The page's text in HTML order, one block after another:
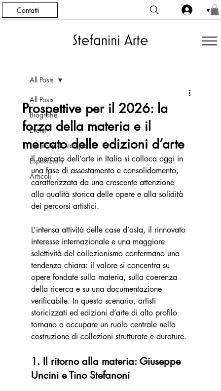
Contatti ▼
All Posts
Biografie
Eventi
Tecniche di stampa
Esposizioni
Articoli
All Posts
Prospettive per il 2026: la
forza della materia e il
mercato delle edizioni d’arte
Il mercato dell’arte in Italia si colloca oggi in
una fase di assestamento e consolidamento,
caratterizzata da una crescente attenzione
alla qualità storica delle opere e alla solidità
dei percorsi artistici.
L’intensa attività delle case d’asta, il rinnovato
interesse internazionale e una maggiore
selettività del collezionismo confermano una
tendenza chiara: il valore si concentra su
opere fondate sulla materia, sulla coerenza
della ricerca e su una documentazione
verificabile. In questo scenario, artisti
storicizzati ed edizioni d’arte di alto profilo
tornano a occupare un ruolo centrale nella
costruzione di collezioni strutturate e durature.
1. Il ritorno alla materia: Giuseppe
Uncini e Tino Stefanoni